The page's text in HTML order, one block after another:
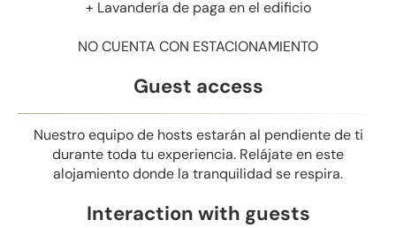
+ Lavandería de paga en el edificio
NO CUENTA CON ESTACIONAMIENTO
Guest access
Nuestro equipo de hosts estarán al pendiente de ti
durante toda tu experiencia. Relájate en este
alojamiento donde la tranquilidad se respira.
Interaction with guests